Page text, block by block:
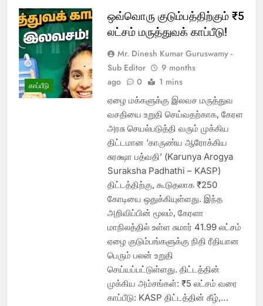
காப்பீடு
ஒவ்வொரு குடும்பத்திற்கும் ₹5
லட்சம் மருத்துவக் காப்பீடு!
Mr. Dinesh Kumar Guruswamy -
Sub Editor
9 months
ago
0 1 mins
ஏழை மக்களுக்கு இலவச மருத்துவ
வசதியை உறுதி செய்வதற்காக, கேரள
அரசு செயல்படுத்தி வரும் முக்கிய
திட்டமான ‘காருண்ய ஆரோக்கிய
சுரக்ஷா பத்வதி’ (Karunya Arogya
Suraksha Padhathi – KASP)
திட்டத்திற்கு, கூடுதலாக ₹250
கோடியை ஒதுக்கியுள்ளது. இந்த
அறிவிப்பின் மூலம், கேரளா
மாநிலத்தில் உள்ள சுமார் 41.99 லட்சம்
ஏழை குடும்பங்களுக்கு நிதி ரீதியான
பெரும் பலன் உறுதி
செய்யப்பட்டுள்ளது. திட்டத்தின்
முக்கிய அம்சங்கள்: ₹5 லட்சம் வரை
காப்பீடு: KASP திட்டத்தின் கீழ்,…